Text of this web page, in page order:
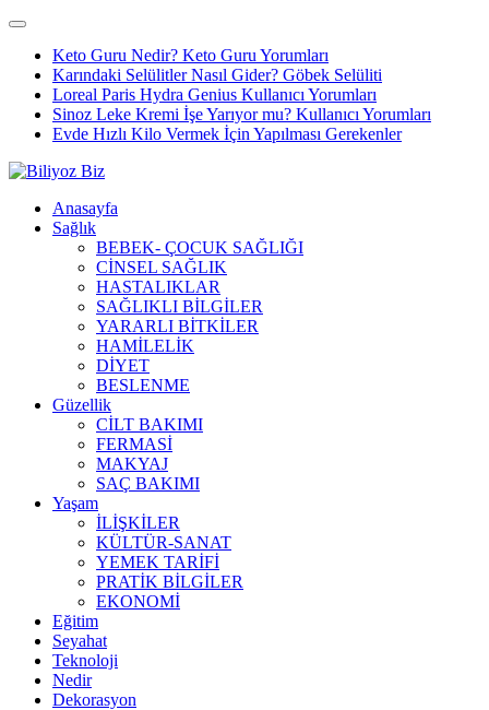
Keto Guru Nedir? Keto Guru Yorumları
Karındaki Selülitler Nasıl Gider? Göbek Selüliti
Loreal Paris Hydra Genius Kullanıcı Yorumları
Sinoz Leke Kremi İşe Yarıyor mu? Kullanıcı Yorumları
Evde Hızlı Kilo Vermek İçin Yapılması Gerekenler
Anasayfa
Sağlık
BEBEK- ÇOCUK SAĞLIĞI
CİNSEL SAĞLIK
HASTALIKLAR
SAĞLIKLI BİLGİLER
YARARLI BİTKİLER
HAMİLELİK
DİYET
BESLENME
Güzellik
CİLT BAKIMI
FERMASİ
MAKYAJ
SAÇ BAKIMI
Yaşam
İLİŞKİLER
KÜLTÜR-SANAT
YEMEK TARİFİ
PRATİK BİLGİLER
EKONOMİ
Eğitim
Seyahat
Teknoloji
Nedir
Dekorasyon